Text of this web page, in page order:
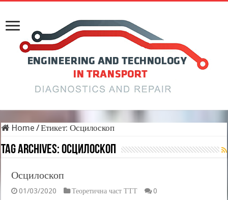
Home /Етикет:Осцилоскоп
Tag Archives:Осцилоскоп
Осцилоскоп
01/03/2020 Теоретична част ТТТ 0